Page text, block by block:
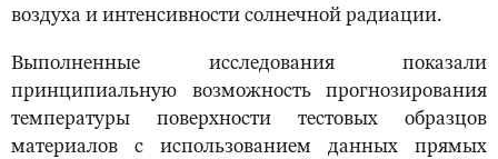
воздуха и интенсивности солнечной радиации.
Выполненные исследования показали
принципиальную возможность прогнозирования
температуры поверхности тестовых образцов
материалов с использованием данных прямых